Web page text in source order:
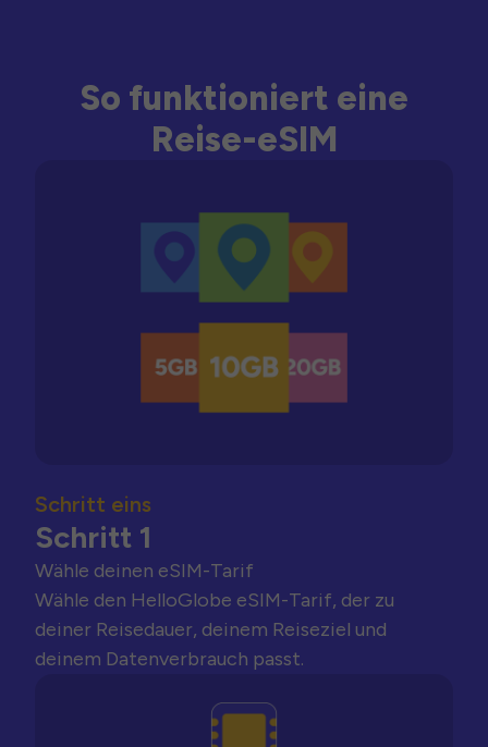
So funktioniert eine
Reise-eSIM
Schritt eins
Schritt 1
Wähle deinen eSIM-Tarif
Wähle den HelloGlobe eSIM-Tarif, der zu
deiner Reisedauer, deinem Reiseziel und
deinem Datenverbrauch passt.